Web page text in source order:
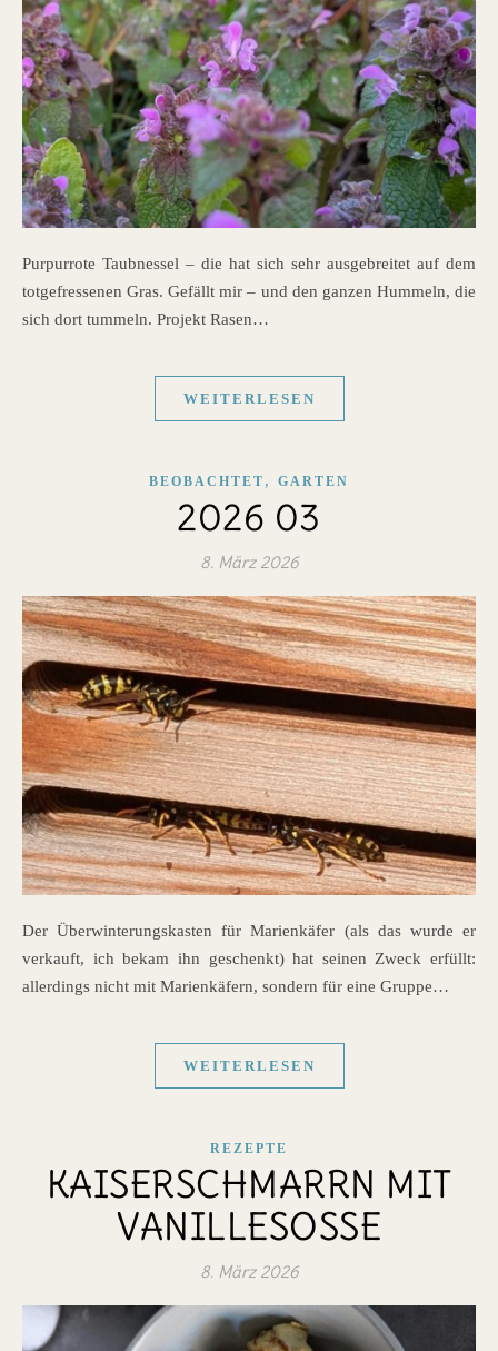
Purpurrote Taubnessel – die hat sich sehr ausgebreitet auf dem
totgefressenen Gras. Gefällt mir – und den ganzen Hummeln, die
sich dort tummeln. Projekt Rasen…
WEITERLESEN
BEOBACHTET , GARTEN
2026 03
8. März 2026
Der Überwinterungskasten für Marienkäfer (als das wurde er
verkauft, ich bekam ihn geschenkt) hat seinen Zweck erfüllt:
allerdings nicht mit Marienkäfern, sondern für eine Gruppe…
WEITERLESEN
REZEPTE
KAISERSCHMARRN MIT
VANILLESOSSE
8. März 2026